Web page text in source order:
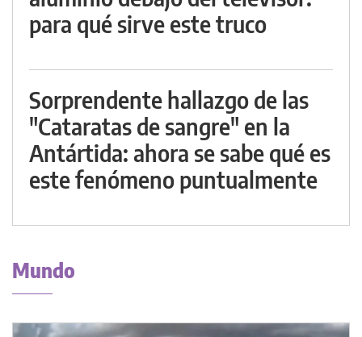
para qué sirve este truco
Sorprendente hallazgo de las
"Cataratas de sangre" en la
Antártida: ahora se sabe qué es
este fenómeno puntualmente
Mundo